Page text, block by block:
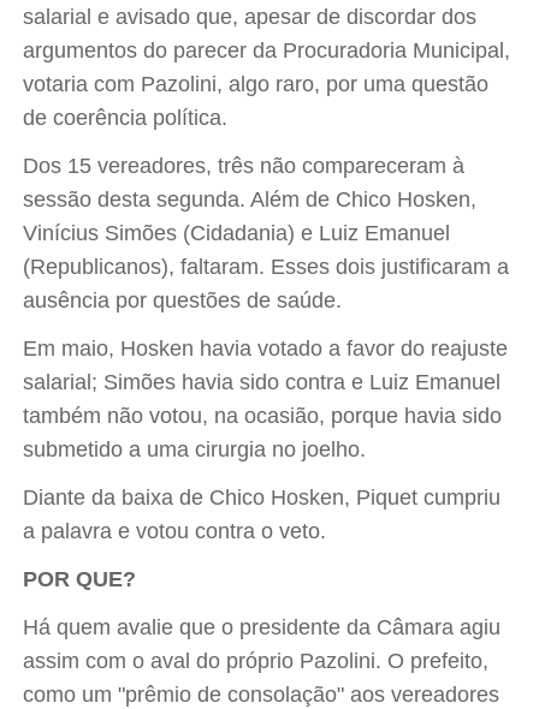
salarial e avisado que, apesar de discordar dos
argumentos do parecer da Procuradoria Municipal,
votaria com Pazolini, algo raro, por uma questão
de coerência política.
Dos 15 vereadores, três não compareceram à
sessão desta segunda. Além de Chico Hosken,
Vinícius Simões (Cidadania) e Luiz Emanuel
(Republicanos), faltaram. Esses dois justificaram a
ausência por questões de saúde.
Em maio, Hosken havia votado a favor do reajuste
salarial; Simões havia sido contra e Luiz Emanuel
também não votou, na ocasião, porque havia sido
submetido a uma cirurgia no joelho.
Diante da baixa de Chico Hosken, Piquet cumpriu
a palavra e votou contra o veto.
POR QUE?
Há quem avalie que o presidente da Câmara agiu
assim com o aval do próprio Pazolini. O prefeito,
como um "prêmio de consolação" aos vereadores